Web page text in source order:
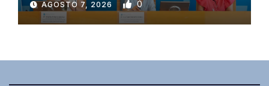
AGOSTO 7, 2026 0